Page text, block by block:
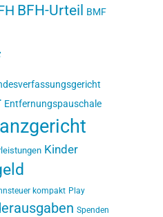
BFH-Urteil BMF
Entfernungspauschale
Kinder
kompakt Play
Spenden